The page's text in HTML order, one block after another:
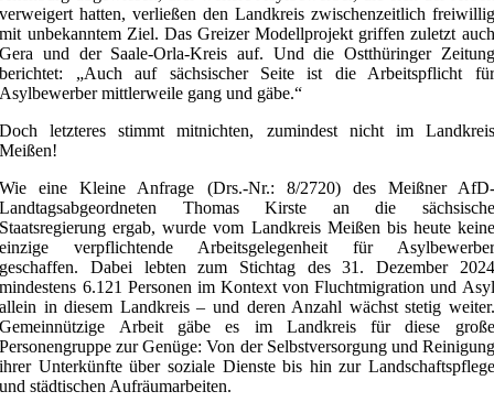
verweigert hatten, verließen den Landkreis zwischenzeitlich freiwillig
mit unbekanntem Ziel. Das Greizer Modellprojekt griffen zuletzt auch
Gera und der Saale-Orla-Kreis auf. Und die Ostthüringer Zeitung
berichtet: „Auch auf sächsischer Seite ist die Arbeitspflicht für
Asylbewerber mittlerweile gang und gäbe.“
Doch letzteres stimmt mitnichten, zumindest nicht im Landkreis
Meißen!
Wie eine Kleine Anfrage (Drs.-Nr.: 8/2720) des Meißner AfD-
Landtagsabgeordneten Thomas Kirste an die sächsische
Staatsregierung ergab, wurde vom Landkreis Meißen bis heute keine
einzige verpflichtende Arbeitsgelegenheit für Asylbewerber
geschaffen. Dabei lebten zum Stichtag des 31. Dezember 2024
mindestens 6.121 Personen im Kontext von Fluchtmigration und Asyl
allein in diesem Landkreis – und deren Anzahl wächst stetig weiter.
Gemeinnützige Arbeit gäbe es im Landkreis für diese große
Personengruppe zur Genüge: Von der Selbstversorgung und Reinigung
ihrer Unterkünfte über soziale Dienste bis hin zur Landschaftspflege
und städtischen Aufräumarbeiten.